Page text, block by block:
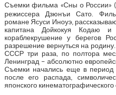
Съемки фильма «Сны о России»
режиссера Дзюнъи Сато.
романе Ясуси Иноуэ,
капитана Дойкокуя Кодаю
кораблекрушение у берегов
разрешение вернуться на
СССР три раза, по полтора
Ленинград – абсолютно
Съемки начались еще в
после его распада,
японского кинематографического